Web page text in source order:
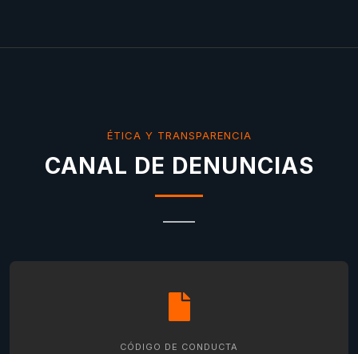
ÉTICA Y TRANSPARENCIA
CANAL DE DENUNCIAS
CÓDIGO DE CONDUCTA